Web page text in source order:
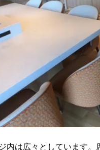
内は広々としています。